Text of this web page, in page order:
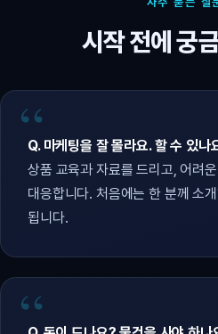
시작 전에 궁
Q. 마케팅을 잘 몰라요. 할 수 있나
상품 교육과 자료를 드리고, 어려
대응합니다. 처음에는 한 분께 소
됩니다.